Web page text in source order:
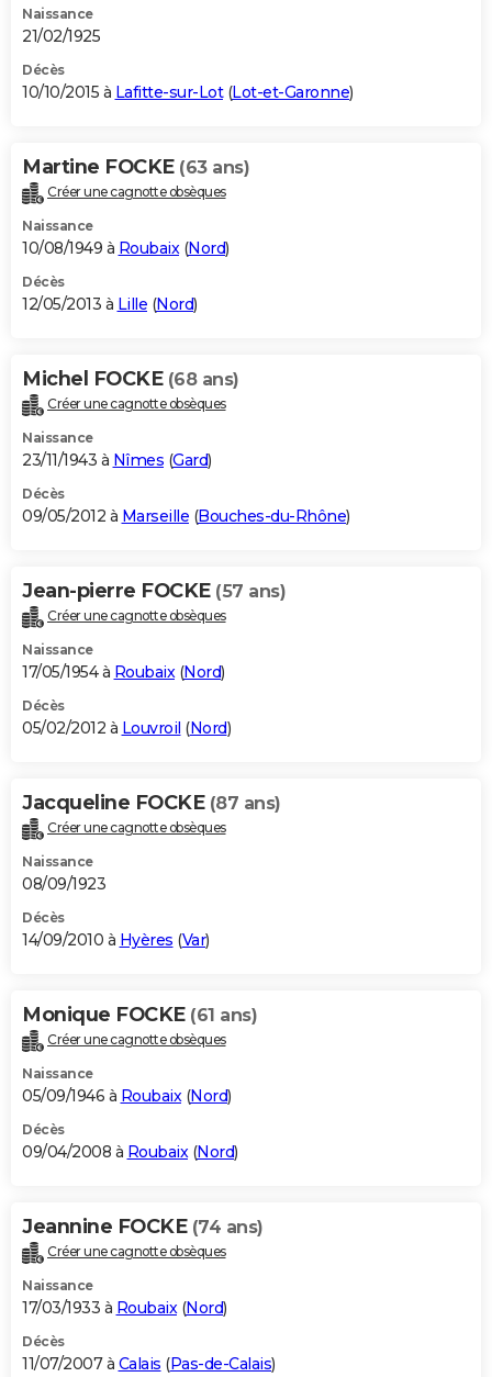
Naissance
21/02/1925
Décès
10/10/2015 à Lafitte-sur-Lot(Lot-et-Garonne)
Martine FOCKE (63 ans)
Créer une cagnotte obsèques
Naissance
10/08/1949 à Roubaix(Nord)
Décès
12/05/2013 à Lille (Nord)
Michel FOCKE (68 ans)
Créer une cagnotte obsèques
Naissance
23/11/1943 à Nîmes (Gard)
Décès
09/05/2012 à Marseille (Bouches-du-Rhône)
Jean-pierre FOCKE (57 ans)
Créer une cagnotte obsèques
Naissance
17/05/1954 à Roubaix(Nord)
Décès
05/02/2012 à Louvroil (Nord)
Jacqueline FOCKE (87 ans)
Créer une cagnotte obsèques
Naissance
08/09/1923
Décès
14/09/2010 à Hyères (Var)
Monique FOCKE (61 ans)
Créer une cagnotte obsèques
Naissance
05/09/1946 à Roubaix(Nord)
Décès
09/04/2008 à Roubaix(Nord)
Jeannine FOCKE (74 ans)
Créer une cagnotte obsèques
Naissance
17/03/1933 à Roubaix(Nord)
Décès
11/07/2007 à Calais (Pas-de-Calais)